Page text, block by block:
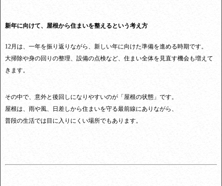
新年に向けて、屋根から住まいを整えるという考え方
12月は、一年を振り返りながら、新しい年に向けた準備を進める時期です。
大掃除や身の回りの整理、設備の点検など、住まい全体を見直す機会も増えて
きます。
その中で、意外と後回しになりやすいのが「屋根の状態」です。
屋根は、雨や風、日差しから住まいを守る最前線にありながら、
普段の生活では目に入りにくい場所でもあります。